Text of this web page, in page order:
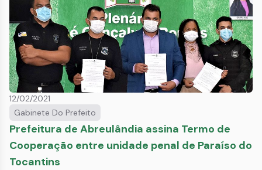
12/02/2021
Gabinete Do Prefeito
Prefeitura de Abreulândia assina Termo de
Cooperação entre unidade penal de Paraíso do
Tocantins